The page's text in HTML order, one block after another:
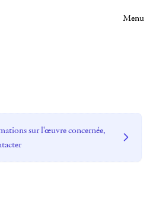
Menu
sur l'œuvre concernée,